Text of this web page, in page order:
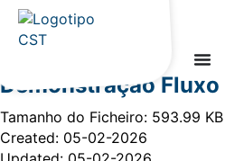
Demonstração Fluxo
Tamanho do Ficheiro: 593.99 KB
Created: 05-02-2026